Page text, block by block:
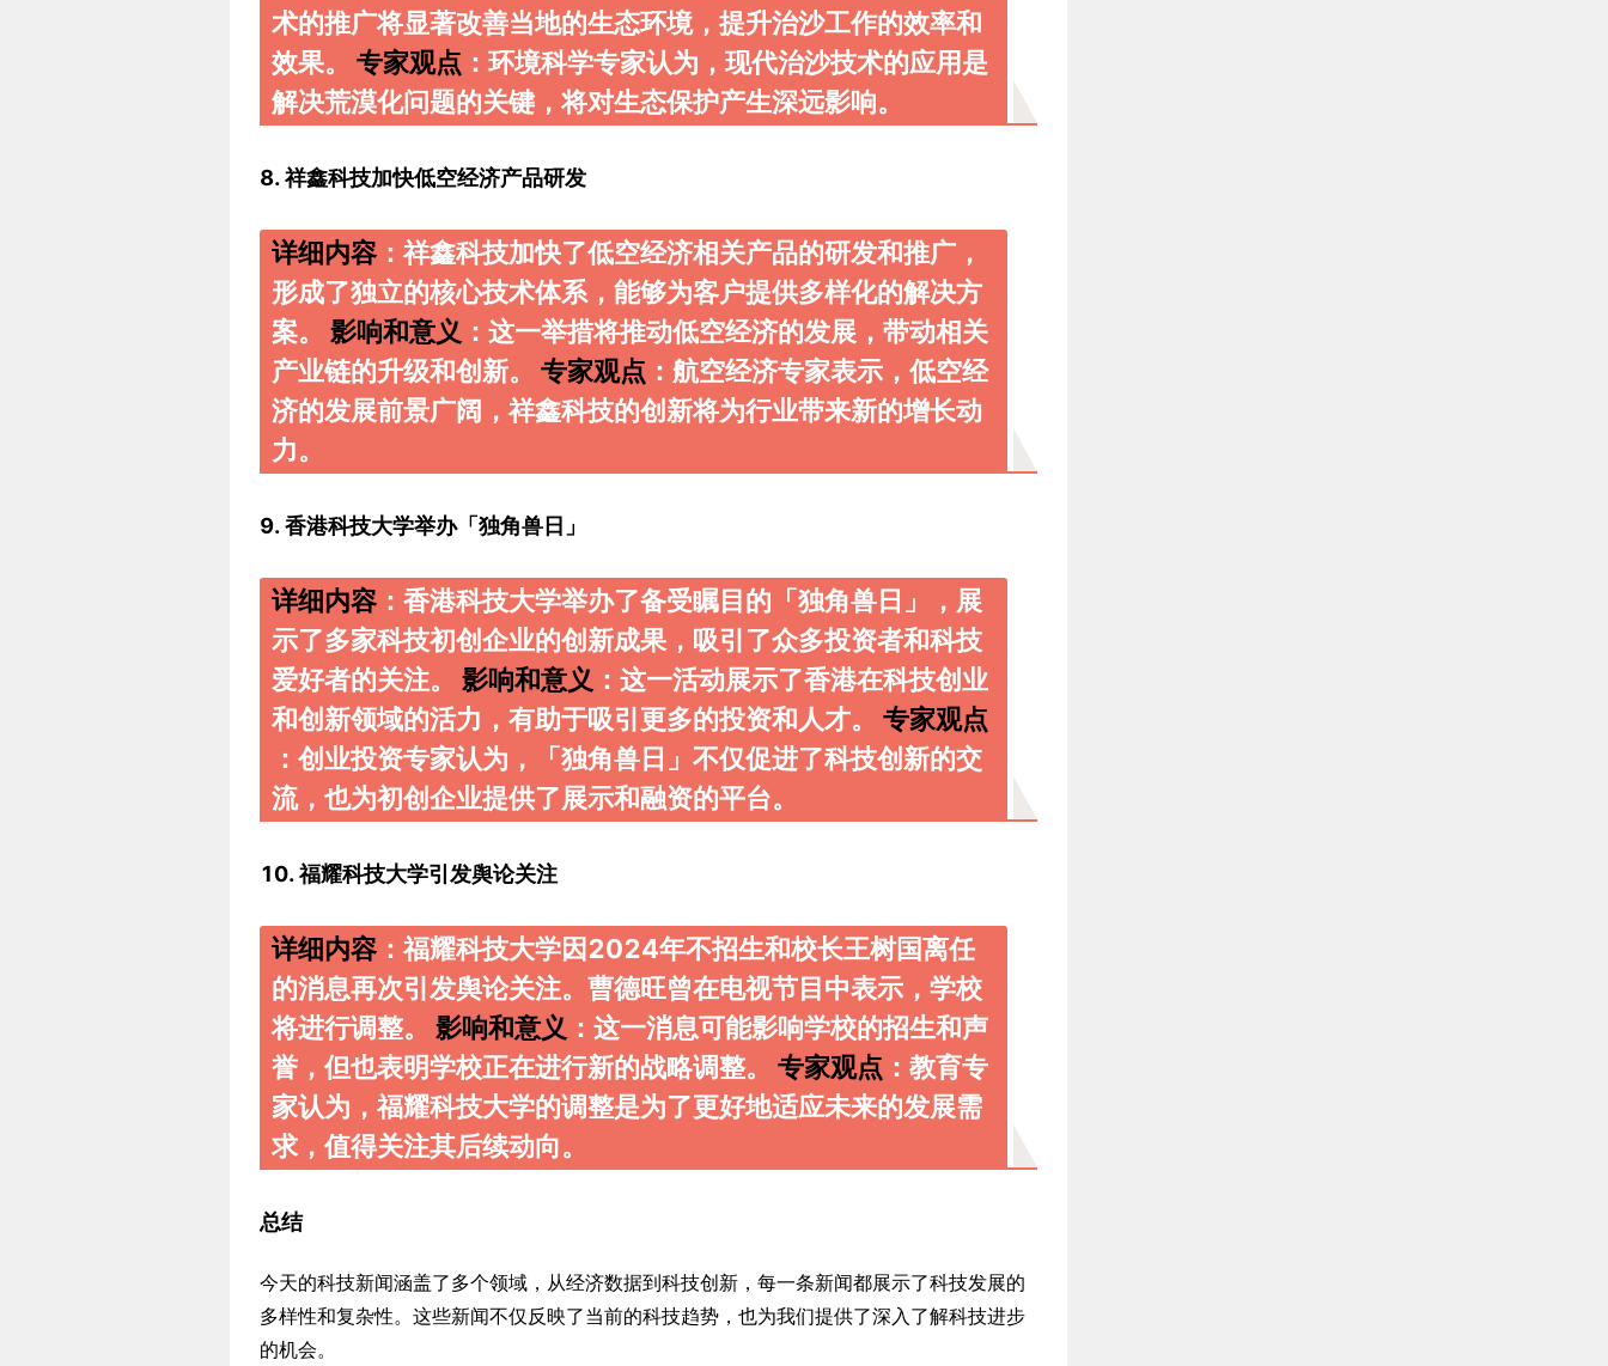
术的推广将显著改善当地的生态环境，提升治沙工作的效率和
效果。 专家观点 ：环境科学专家认为，现代治沙技术的应用是
解决荒漠化问题的关键，将对生态保护产生深远影响。
8. 祥鑫科技加快低空经济产品研发
详细内容：祥鑫科技加快了低空经济相关产品的研发和推广，
形成了独立的核心技术体系，能够为客户提供多样化的解决方
案。 影响和意义 ：这一举措将推动低空经济的发展，带动相关
产业链的升级和创新。 专家观点 ：航空经济专家表示，低空经
济的发展前景广阔，祥鑫科技的创新将为行业带来新的增长动
力。
9. 香港科技大学举办「独角兽日」
详细内容：香港科技大学举办了备受瞩目的「独角兽日」，展
示了多家科技初创企业的创新成果，吸引了众多投资者和科技
爱好者的关注。 影响和意义 ：这一活动展示了香港在科技创业
和创新领域的活力，有助于吸引更多的投资和人才。 专家观点
：创业投资专家认为，「独角兽日」不仅促进了科技创新的交
流，也为初创企业提供了展示和融资的平台。
10. 福耀科技大学引发舆论关注
详细内容：福耀科技大学因2024年不招生和校长王树国离任
的消息再次引发舆论关注。曹德旺曾在电视节目中表示，学校
将进行调整。 影响和意义 ：这一消息可能影响学校的招生和声
誉，但也表明学校正在进行新的战略调整。 专家观点 ：教育专
家认为，福耀科技大学的调整是为了更好地适应未来的发展需
求，值得关注其后续动向。
总结
今天的科技新闻涵盖了多个领域，从经济数据到科技创新，每一条新闻都展示了科技发展的
多样性和复杂性。这些新闻不仅反映了当前的科技趋势，也为我们提供了深入了解科技进步
的机会。